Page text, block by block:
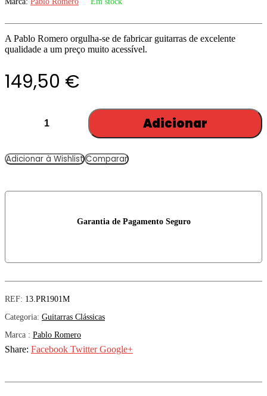
A Pablo Romero orgulha-se de fabricar guitarras de excelente
qualidade a um preço muito acessível.
149,50 €
Adicionar
Adicionar à Wishlist Comparar
Garantia de Pagamento Seguro
REF: 13.PR1901M
Categoria: Guitarras Clássicas
Marca : Pablo Romero
Share: Facebook Twitter Google+